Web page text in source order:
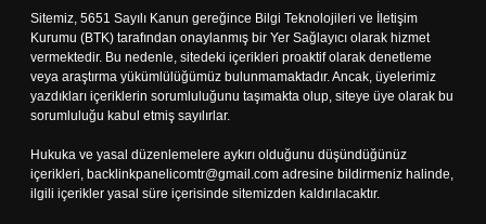
Sitemiz, 5651 Sayılı Kanun gereğince Bilgi Teknolojileri ve İletişim
Kurumu (BTK) tarafından onaylanmış bir Yer Sağlayıcı olarak hizmet
vermektedir. Bu nedenle, sitedeki içerikleri proaktif olarak denetleme
veya araştırma yükümlülüğümüz bulunmamaktadır. Ancak, üyelerimiz
yazdıkları içeriklerin sorumluluğunu taşımakta olup, siteye üye olarak bu
sorumluluğu kabul etmiş sayılırlar.
Hukuka ve yasal düzenlemelere aykırı olduğunu düşündüğünüz
içerikleri, backlinkpanelicomtr@gmail.com adresine bildirmeniz halinde,
ilgili içerikler yasal süre içerisinde sitemizden kaldırılacaktır.